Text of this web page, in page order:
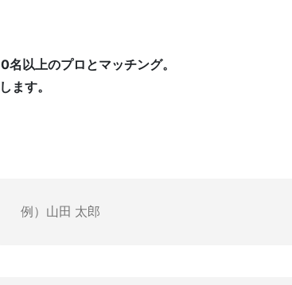
社外役員×女性
以上のプロとマッチング。
ます。